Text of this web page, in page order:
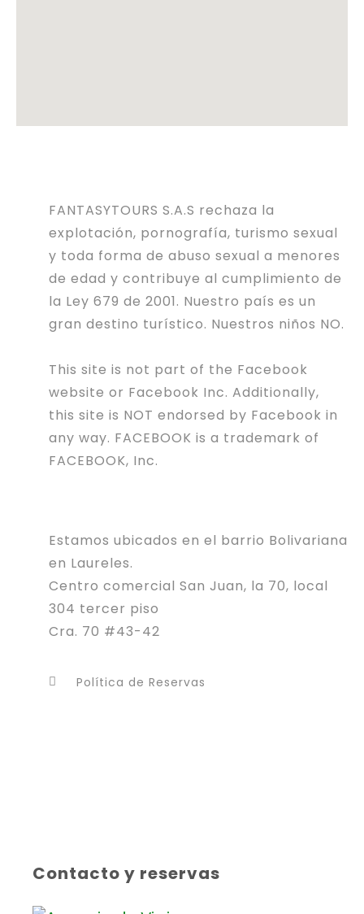
FANTASYTOURS S.A.S rechaza la
explotación, pornografía, turismo sexual
y toda forma de abuso sexual a menores
de edad y contribuye al cumplimiento de
la Ley 679 de 2001. Nuestro país es un
gran destino turístico. Nuestros niños NO.
This site is not part of the Facebook
website or Facebook Inc. Additionally,
this site is NOT endorsed by Facebook in
any way. FACEBOOK is a trademark of
FACEBOOK, Inc.
Estamos ubicados en el barrio Bolivariana
en Laureles.
Centro comercial San Juan, la 70, local
304 tercer piso
Cra. 70 #43-42
Política de Reservas
Contacto y reservas